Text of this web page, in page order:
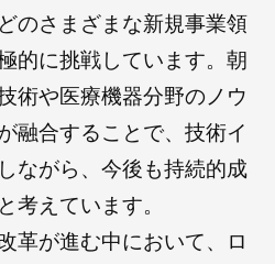
のさまざまな新規事業領
的に挑戦しています。朝
術や医療機器分野のノウ
融合することで、技術イ
ながら、今後も持続的成
考えています。
革が進む中において、ロ